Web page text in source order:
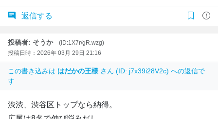
返信する
投稿者: そうか
(ID:1X7r/gR.wzg)
投稿日時：2026年 03月 29日 21:16
この書き込みは はだかの王様 さん (ID: j7x39i28V2c) への返信で
す
渋渋、渋谷区トップなら納得。